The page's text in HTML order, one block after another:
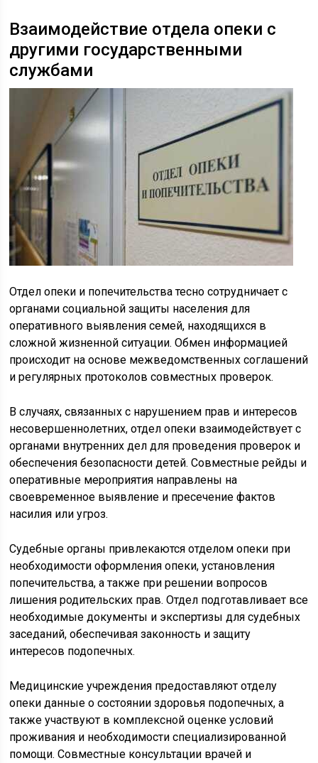
Взаимодействие отдела опеки с
другими государственными
службами
Отдел опеки и попечительства тесно сотрудничает с
органами социальной защиты населения для
оперативного выявления семей, находящихся в
сложной жизненной ситуации. Обмен информацией
происходит на основе межведомственных соглашений
и регулярных протоколов совместных проверок.
В случаях, связанных с нарушением прав и интересов
несовершеннолетних, отдел опеки взаимодействует с
органами внутренних дел для проведения проверок и
обеспечения безопасности детей. Совместные рейды и
оперативные мероприятия направлены на
своевременное выявление и пресечение фактов
насилия или угроз.
Судебные органы привлекаются отделом опеки при
необходимости оформления опеки, установления
попечительства, а также при решении вопросов
лишения родительских прав. Отдел подготавливает все
необходимые документы и экспертизы для судебных
заседаний, обеспечивая законность и защиту
интересов подопечных.
Медицинские учреждения предоставляют отделу
опеки данные о состоянии здоровья подопечных, а
также участвуют в комплексной оценке условий
проживания и необходимости специализированной
помощи. Совместные консультации врачей и